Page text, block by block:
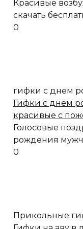
Красивые
скачать
0
гифки с днем
Гифки с днём
красивые с
Голосовые
рождения
0
Прикольные